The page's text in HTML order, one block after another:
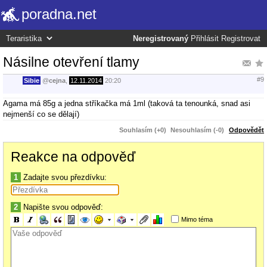
poradna.net
Neregistrovaný Přihlásit Registrovat
Násilne otevření tlamy
Sibie @cejna 12.11.2014 20:20 #9
Agama má 85g a jedna stříkačka má 1ml (taková ta tenounká, snad asi
nejmenší co se dělají)
Souhlasím (+0) Nesouhlasím (-0) Odpovědět
Reakce na odpověď
1 Zadajte svou přezdívku:
2 Napište svou odpověď:
Mimo téma